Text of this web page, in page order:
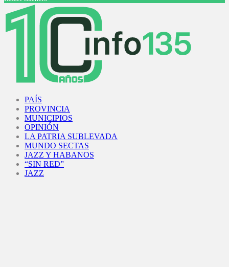
PAÍS
PROVINCIA
MUNICIPIOS
OPINIÓN
LA PATRIA SUBLEVADA
MUNDO SECTAS
JAZZ Y HABANOS
“SIN RED”
JAZZ